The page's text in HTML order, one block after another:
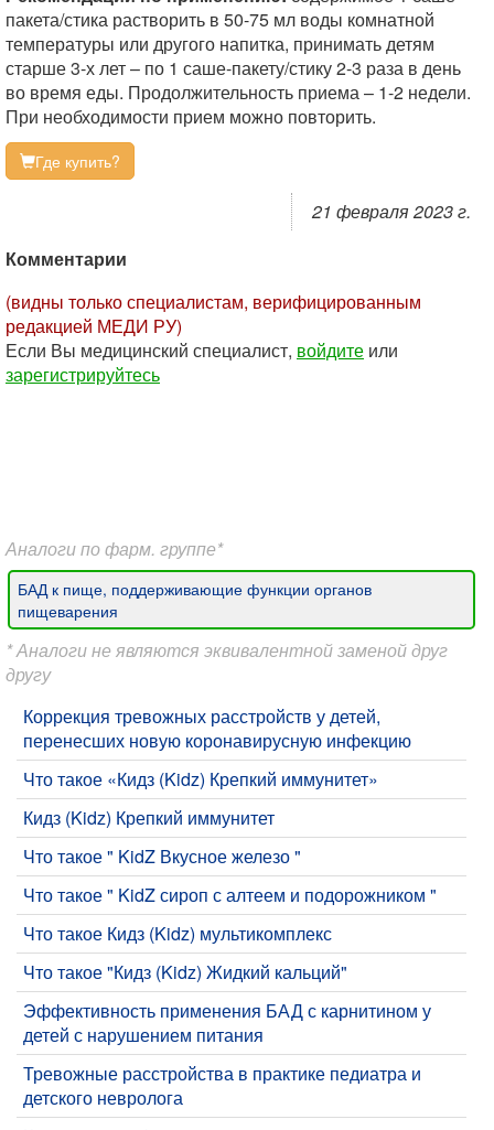
пакета/стика растворить в 50-75 мл воды комнатной
температуры или другого напитка, принимать детям
старше 3-х лет – по 1 саше-пакету/стику 2-3 раза в день
во время еды. Продолжительность приема – 1-2 недели.
При необходимости прием можно повторить.
Где купить?
21 февраля 2023 г.
Комментарии
(видны только специалистам, верифицированным
редакцией МЕДИ РУ)
Если Вы медицинский специалист, войдите или
зарегистрируйтесь
Аналоги по фарм. группе*
БАД к пище, поддерживающие функции органов
пищеварения
* Аналоги не являются эквивалентной заменой друг
другу
​Коррекция тревожных расстройств у детей,
перенесших новую коронавирусную инфекцию
Что такое «Кидз (Kidz) Крепкий иммунитет»
Кидз (Kidz) Крепкий иммунитет
​Что такое " KidZ Вкусное железо "
​Что такое " KidZ сироп с алтеем и подорожником "
Что такое Кидз (Kidz) мультикомплекс
​Что такое "Кидз (Kidz) Жидкий кальций"
​Эффективность применения БАД с карнитином у
детей с нарушением питания
​Тревожные расстройства в практике педиатра и
детского невролога